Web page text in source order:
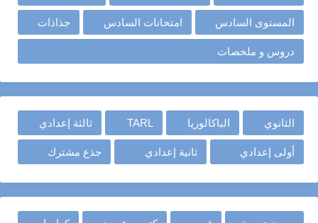
المستوى السادس امتحانات السادس جذاذات
دروس و ملخصات
الثانوي الباكالوريا TARL ثالثة إعدادي
أولى إعدادي ثانية إعدادي جذع مشترك